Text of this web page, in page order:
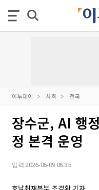
이투데이 사회 전국
장수군, AI 행
정 본격 운영
입력 2026-06-09 06:35
호남취재본부 조경환 기자